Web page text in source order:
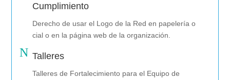
Cumplimiento
Derecho de usar el Logo de la Red en papelería o
cial o en la página web de la organización.
N Talleres
Talleres de Fortalecimiento para el Equipo de